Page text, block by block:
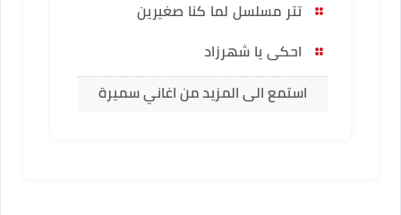
تتر مسلسل لما كنا صغيرين
احكى يا شهرزاد
استمع الى المزيد من اغاني سميرة